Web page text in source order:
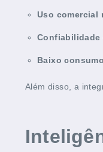
Uso comercial
Confiabilidade
Baixo
Além disso, a